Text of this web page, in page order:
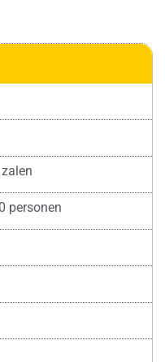
personen